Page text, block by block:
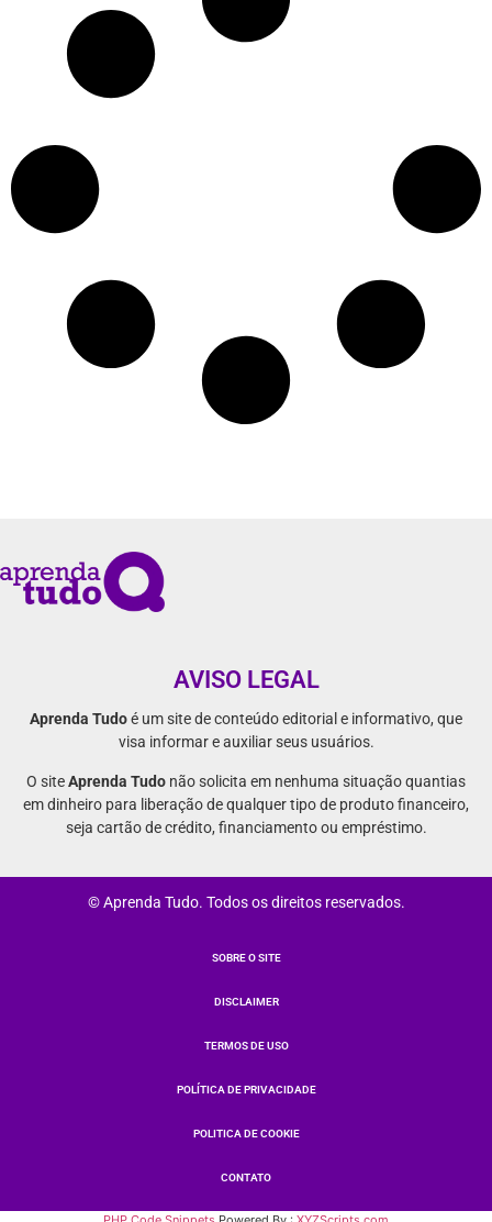
AVISO LEGAL
Aprenda Tudoé um site de conteúdo editorial e informativo, que
visa informar e auxiliar seus usuários.
O siteAprenda Tudo não solicita em nenhuma situação quantias
em dinheiro para liberação de qualquer tipo de produto financeiro,
seja cartão de crédito, financiamento ou empréstimo.
© Aprenda Tudo. Todos os direitos reservados.
SOBRE O SITE
DISCLAIMER
TERMOS DE USO
POLÍTICA DE PRIVACIDADE
POLITICA DE COOKIE
CONTATO